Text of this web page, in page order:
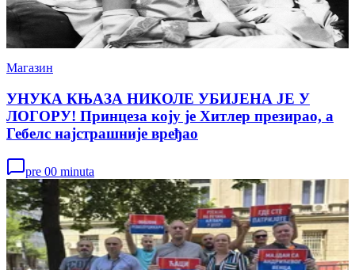
Магазин
УНУКА КЊАЗА НИКОЛЕ УБИЈЕНА ЈЕ У
ЛОГОРУ! Принцеза коју је Хитлер презирао, а
Гебелс најстрашније вређао
pre 00 minuta